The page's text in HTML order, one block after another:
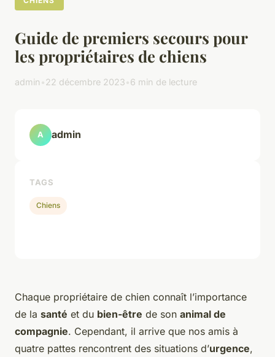
Guide de premiers secours pour
les propriétaires de chiens
admin 22 décembre 2023 6 min de lecture
Chaque propriétaire de chien connaît l’importance
de la santé et du bien-être de son animal de
compagnie. Cependant, il arrive que nos amis à
quatre pattes rencontrent des situations d’urgence,
A admin
TAGS
Chiens